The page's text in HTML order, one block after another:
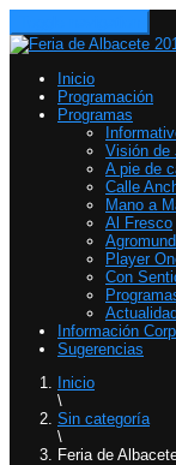
Inicio
Programación
Programas
Visión de
A pie de
Calle
Mano a
Al Fresco
Player
Con
Información
Sugerencias
Inicio
\
Sin categoría
\
Feria de